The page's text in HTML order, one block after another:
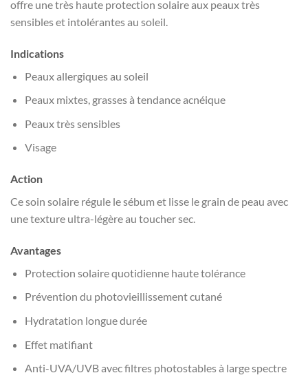
offre une très haute protection solaire aux peaux très
sensibles et intolérantes au soleil.
Indications
Peaux allergiques au soleil
Peaux mixtes, grasses à tendance acnéique
Peaux très sensibles
Visage
Action
Ce soin solaire régule le sébum et lisse le grain de peau avec
une texture ultra-légère au toucher sec.
Avantages
Protection solaire quotidienne haute tolérance
Prévention du photovieillissement cutané
Hydratation longue durée
Effet matifiant
Anti-UVA/UVB avec filtres photostables à large spectre